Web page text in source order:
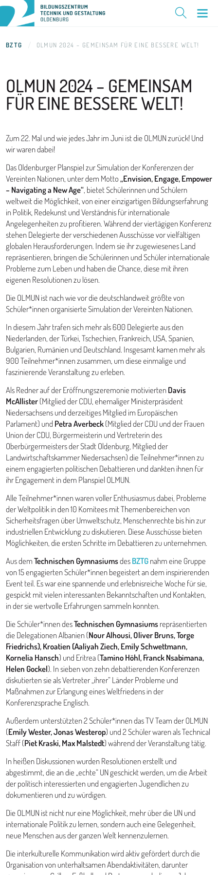
BZTG OLMUN 2024 – GEMEINSAM FÜR EINE BESSERE WELT!
OLMUN 2024 – GEMEINSAM
FÜR EINE BESSERE WELT!
Zum 22. Mal und wie jedes Jahr im Juni ist die OLMUN zurück! Und
wir waren dabei!
Das Oldenburger Planspiel zur Simulation der Konferenzen der
Vereinten Nationen, unter dem Motto„Envision, Engage, Empower
– Navigating a New Age“, bietet Schülerinnen und Schülern
weltweit die Möglichkeit, von einer einzigartigen Bildungserfahrung
in Politik, Redekunst und Verständnis für internationale
Angelegenheiten zu profitieren. Während der viertägigen Konferenz
stehen Delegierte der verschiedenen Ausschüsse vor vielfältigen
globalen Herausforderungen. Indem sie ihr zugewiesenes Land
repräsentieren, bringen die Schülerinnen und Schüler internationale
Probleme zum Leben und haben die Chance, diese mit ihren
eigenen Resolutionen zu lösen.
Die OLMUN ist nach wie vor die deutschlandweit größte von
Schüler*innen organisierte Simulation der Vereinten Nationen.
In diesem Jahr trafen sich mehr als 600 Delegierte aus den
Niederlanden, der Türkei, Tschechien, Frankreich, USA, Spanien,
Bulgarien, Rumänien und Deutschland. Insgesamt kamen mehr als
900 Teilnehmer*innen zusammen, um diese einmalige und
faszinierende Veranstaltung zu erleben.
Als Redner auf der Eröffnungszeremonie motiviertenDavis
McAllister(Mitglied der CDU, ehemaliger Ministerpräsident
Niedersachsens und derzeitiges Mitglied im Europäischen
Parlament) und Petra Averbeck(Mitglied der CDU und der Frauen
Union der CDU, Bürgermeisterin und Vertreterin des
Oberbürgermeisters der Stadt Oldenburg, Mitglied der
Landwirtschaftskammer Niedersachsen) die Teilnehmer*innen zu
einem engagierten politischen Debattieren und dankten ihnen für
ihr Engagement in dem Planspiel OLMUN.
Alle Teilnehmer*innen waren voller Enthusiasmus dabei, Probleme
der Weltpolitik in den 10 Komitees mit Themenbereichen von
Sicherheitsfragen über Umweltschutz, Menschenrechte bis hin zur
industriellen Entwicklung zu diskutieren. Diese Ausschüsse bieten
Möglichkeiten, die ersten Schritte im Debattieren zu unternehmen.
Aus demTechnischen GymnasiumsdesBZTGnahm eine Gruppe
von 15 engagierten Schüler*innen begeistert an dem inspirierenden
Event teil. Es war eine spannende und erlebnisreiche Woche für sie,
gespickt mit vielen interessanten Bekanntschaften und Kontakten,
in der sie wertvolle Erfahrungen sammeln konnten.
Die Schüler*innen desTechnischen Gymnasiumsrepräsentierten
die Delegationen Albanien (Nour Alhousi, Oliver Bruns, Torge
Friedrichs), Kroatien (Aaliyah Ziech, Emily Schwettmann,
Kornelia Hansch) und Eritrea (Tamino Höhl, Franck Nsabimana,
Helen Gockel). In sieben von zehn debattierenden Konferenzen
diskutierten sie als Vertreter „ihrer“ Länder Probleme und
Maßnahmen zur Erlangung eines Weltfriedens in der
Konferenzsprache Englisch.
Außerdem unterstützten 2 Schüler*innen das TV Team der OLMUN
(Emily Wester, Jonas Westerop) und 2 Schüler waren als Technical
Staff (Piet Kraski, Max Malstedt) während der Veranstaltung tätig.
In heißen Diskussionen wurden Resolutionen erstellt und
abgestimmt, die an die „echte“ UN geschickt werden, um die Arbeit
der politisch interessierten und engagierten Jugendlichen zu
dokumentieren und zu würdigen.
Die OLMUN ist nicht nur eine Möglichkeit, mehr über die UN und
internationale Politik zu lernen, sondern auch eine Gelegenheit,
neue Menschen aus der ganzen Welt kennenzulernen.
Die interkulturelle Kommunikation wird aktiv gefördert durch die
Organisation von unterhaltsamen Abendaktivitäten, darunter